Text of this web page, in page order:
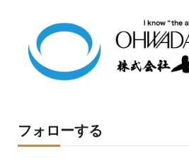
フォローする